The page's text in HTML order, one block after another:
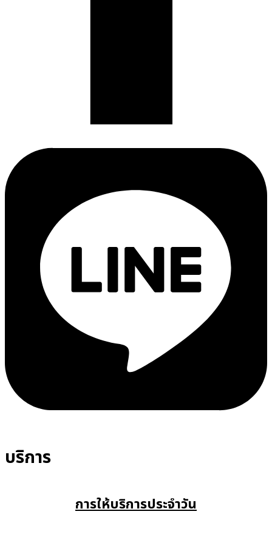
บริการ
การให้บริการประจำวัน